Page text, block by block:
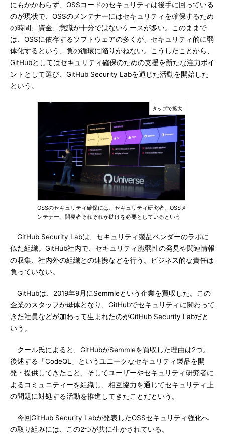
にもかかわらず、OSSコードのセキュリティは後手に回っている
のが現状で、OSSのメンテナーにはセキュリティを確保するため
の時間、資金、意識が十分ではないケースが多い。このままで
は、OSSに依存するソフトウェアの多くが、セキュリティ的に弱
体化するという、負の循環に陥りかねない。こうしたことから、
GitHubとしてはセキュリティ確保のための支援を新たな注力ポイ
ントとして選び、GitHub Security Labを通じた活動を開始した
という。
OSSのセキュリティ確保には、セキュリティ研究者、OSSメ
ンテナー、開発者それぞれが助けを必要としているという
GitHub Security Labは、セキュリティ製品ベンダーのラボに
似た組織。GitHub社内で、セキュリティ脆弱性の発見や関連情報
の収集、社内外の組織との連携などを行う。ビジネス的な責任は
負っていない。
GitHubは、2019年9月にSemmleという企業を買収した。この
企業のスタッフが母体となり、GitHubでセキュリティに関わって
きた社員などが加わって生まれたのがGitHub Security Labだと
いう。
クール氏によると、GitHubがSemmleを買収した理由は2つ。
後述する「CodeQL」というユニークなセキュリティ製品を開
発・提供してきたこと、そしてユーザーやセキュリティ研究者に
よるコミュニティーを組織し、相互協力を通じてセキュリティ上
の問題に対処する活動を推進してきたことだという。
今回GitHub Security Labが発表したOSSセキュリティ強化へ
の取り組みには、この2つが共に生かされている。